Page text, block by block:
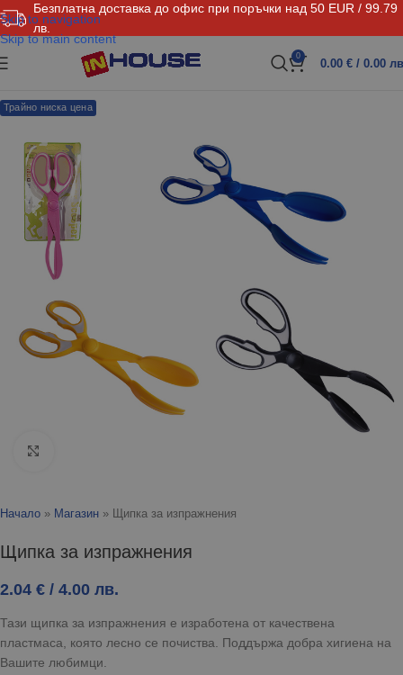
Безплатна доставка до офис при поръчки над 50 EUR / 99.79
лв.
Skip to navigation
Skip to main content
0
0.00 € / 0.00
Трайно ниска цена
Начало » Магазин » Щипка за изпражнения
Щипка за изпражнения
2.04 € / 4.00 лв.
Тази щипка за изпражнения е изработена от качествена
пластмаса, която лесно се почиства. Поддържа добра хигиена на
Вашите любимци.